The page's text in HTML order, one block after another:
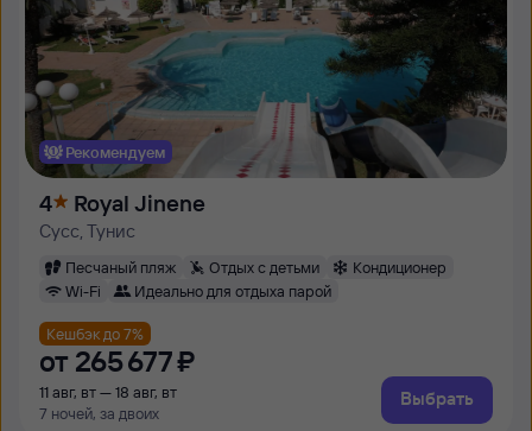
Рекомендуем
4 Royal Jinene
Сусс, Тунис
Песчаный пляж Отдых с детьми
Кондиционер
Wi-Fi
Идеально для отдыха парой
Кешбэк до 7%
от 265 ⁠677 ⁠₽
11 авг, вт — 18 авг, вт
7 ночей, за двоих
Выбрать